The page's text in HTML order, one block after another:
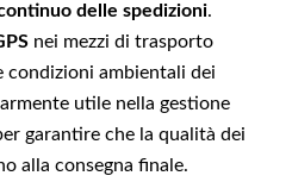
delle spedizioni.
nei mezzi di trasporto
condizioni ambientali dei
utile nella gestione
garantire che la qualità dei
alla consegna finale.